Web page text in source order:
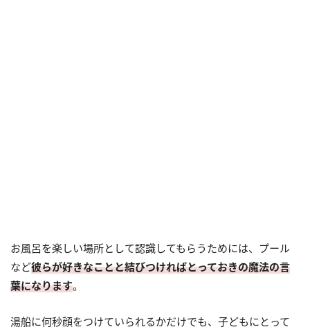
お風呂を楽しい場所として認識してもらうためには、プール
など彼らが好きなことと結びつければとっておきの魔法の言
葉になります。
湯船に何秒顔をつけていられるかだけでも、子どもにとって